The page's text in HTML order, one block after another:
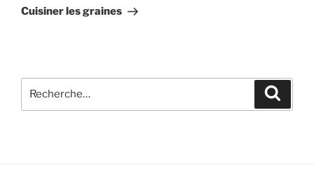
suivant
Cuisiner les graines
pour